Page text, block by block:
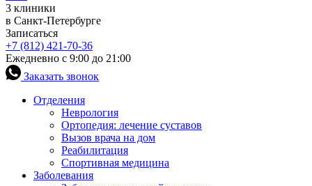
3 клиники
в Санкт-Петербурге
Записаться
+7 (812) 421-70-36
Ежедневно с 9:00 до 21:00
Заказать звонок
Отделения
Неврология
Ортопедия: лечение суставов
Вызов врача на дом
Реабилитация
Спортивная медицина
Заболевания